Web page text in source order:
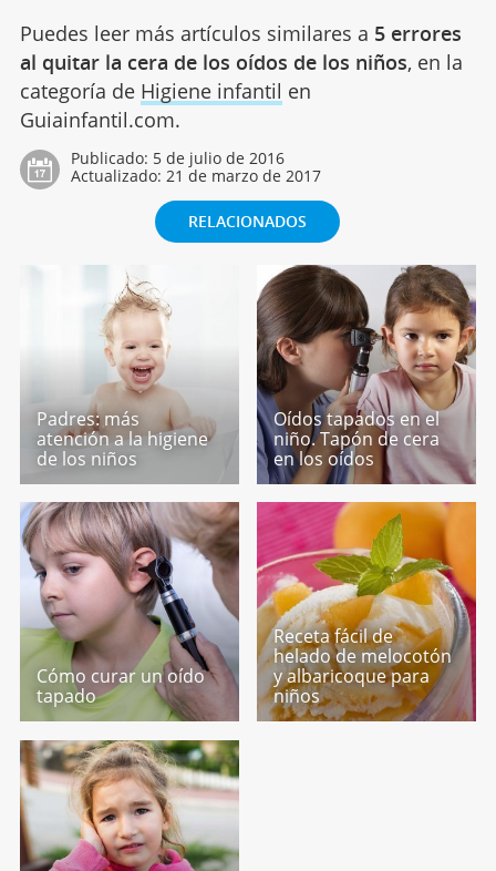
Puedes leer más artículos similares a 5 errores
al quitar la cera de los oídos de los niños, en la
categoría de Higiene infantil en
Guiainfantil.com.
Publicado: 5 de julio de 2016
Actualizado: 21 de marzo de 2017
RELACIONADOS
Padres: más
atención a la higiene
de los niños
Oídos tapados en el
niño. Tapón de cera
en los oídos
Cómo curar un oído
tapado
Receta fácil de
helado de melocotón
y albaricoque para
niños